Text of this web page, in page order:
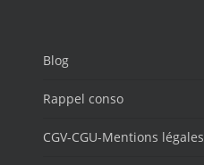
Blog
Rappel conso
CGV-CGU-Mentions légales